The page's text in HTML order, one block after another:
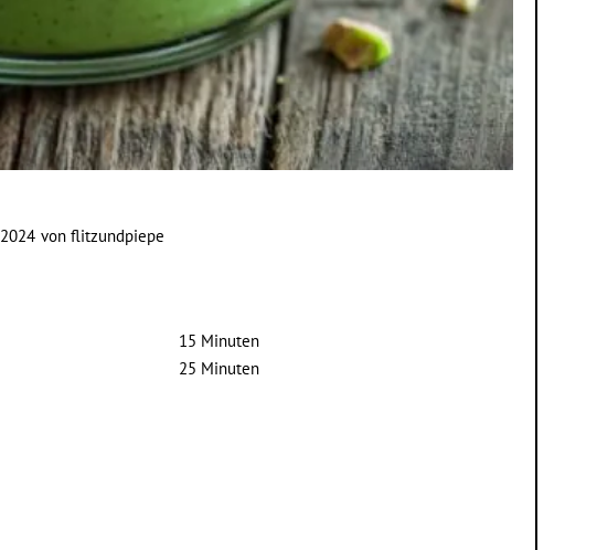
von flitzundpiepe
15 Minuten
25 Minuten